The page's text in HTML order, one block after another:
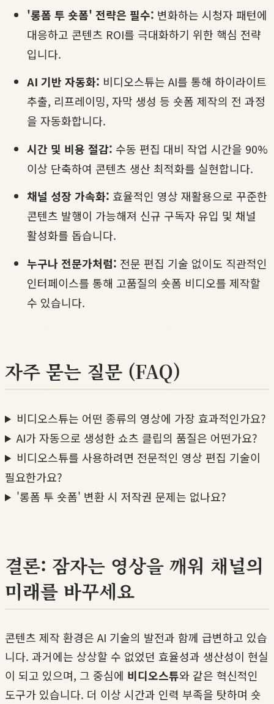
'롱폼 투 숏폼' 전략은 필수: 변화하는 시청자 패턴에
대응하고 콘텐츠 ROI를 극대화하기 위한 핵심 전략
입니다.
AI 기반 자동화: 비디오스튜는 AI를 통해 하이라이트
추출, 리프레이밍, 자막 생성 등 숏폼 제작의 전 과정
을 자동화합니다.
시간 및 비용 절감: 수동 편집 대비 작업 시간을 90%
이상 단축하여 콘텐츠 생산 최적화를 실현합니다.
채널 성장 가속화: 효율적인 영상 재활용으로 꾸준한
콘텐츠 발행이 가능해져 신규 구독자 유입 및 채널
활성화를 돕습니다.
누구나 전문가처럼: 전문 편집 기술 없이도 직관적인
인터페이스를 통해 고품질의 숏폼 비디오를 제작할
수 있습니다.
자주 묻는 질문 (FAQ)
비디오스튜는 어떤 종류의 영상에 가장 효과적인가요?
AI가 자동으로 생성한 쇼츠 클립의 품질은 어떤가요?
비디오스튜를 사용하려면 전문적인 영상 편집 기술이
필요한가요?
'롱폼 투 숏폼' 변환 시 저작권 문제는 없나요?
결론: 잠자는 영상을 깨워 채널의
미래를 바꾸세요
콘텐츠 제작 환경은 AI 기술의 발전과 함께 급변하고 있습
니다. 과거에는 상상할 수 없었던 효율성과 생산성이 현실
이 되고 있으며, 그 중심에 비디오스튜와 같은 혁신적인
도구가 있습니다. 더 이상 시간과 인력 부족을 탓하며 숏